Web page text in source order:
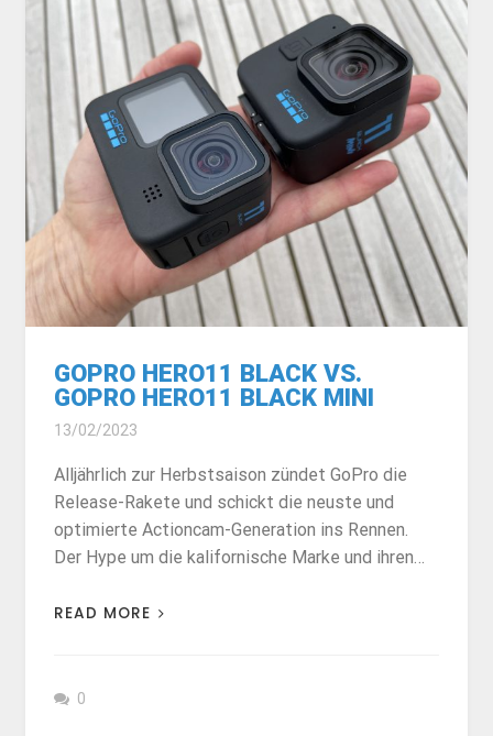
GOPRO HERO11 BLACK VS.
GOPRO HERO11 BLACK MINI
13/02/2023
Alljährlich zur Herbstsaison zündet GoPro die
Release-Rakete und schickt die neuste und
optimierte Actioncam-Generation ins Rennen.
Der Hype um die kalifornische Marke und ihren…
READ MORE
0